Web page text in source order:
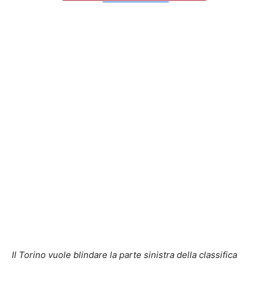
Il Torino vuole blindare la parte sinistra della classifica